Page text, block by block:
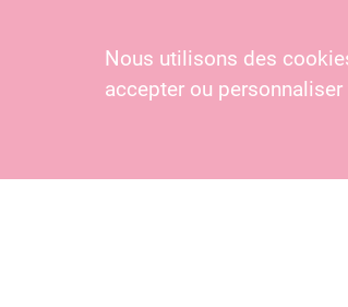
Délayez
beurre
Dans une
Nous utilisons des
accepter ou